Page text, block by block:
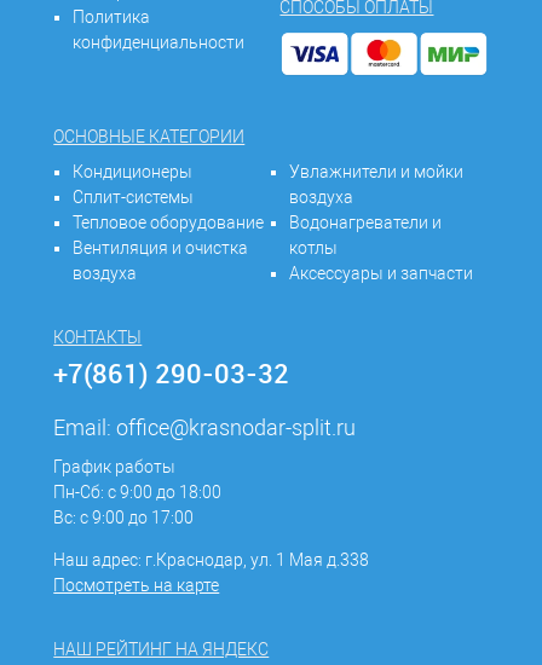
Политика
конфиденциальности
СПОСОБЫ ОПЛАТЫ
ОСНОВНЫЕ КАТЕГОРИИ
Кондиционеры
Сплит-системы
Тепловое оборудование
Вентиляция и очистка
воздуха
Увлажнители и мойки
воздуха
Водонагреватели и
котлы
Аксессуары и запчасти
КОНТАКТЫ
+7(861) 290-03-32
Email:office@krasnodar-split.ru
График работы
Пн-Сб: с 9:00 до 18:00
Вс: с 9:00 до 17:00
Наш адрес: г.Краснодар, ул. 1 Мая д.338
Посмотреть на карте
НАШ РЕЙТИНГ НА ЯНДЕКС